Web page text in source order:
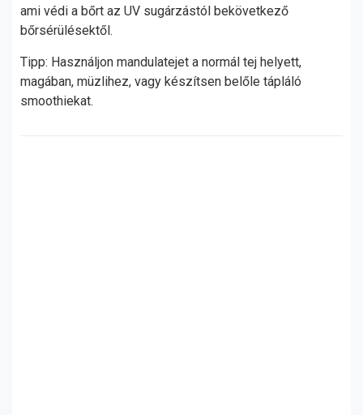
ami védi a bőrt az UV sugárzástól bekövetkező
bőrsérülésektől.
Tipp: Használjon mandulatejet a normál tej helyett,
magában, müzlihez, vagy készítsen belőle tápláló
smoothiekat.